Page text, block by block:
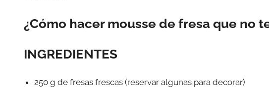
¿Cómo hacer mousse de fresa que no
INGREDIENTES
250 g de fresas frescas (reservar algunas para decorar)